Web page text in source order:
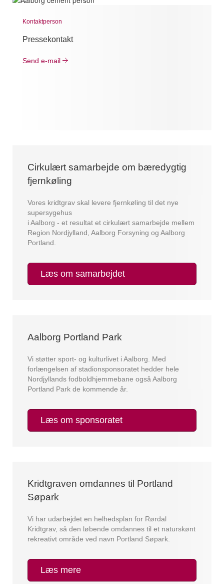
Kontaktperson
Pressekontakt
Send e-mail
Cirkulært samarbejde om bæredygtig
fjernkøling
Vores kridtgrav skal levere fjernkøling til det nye
supersygehus
i Aalborg - et resultat et cirkulært samarbejde mellem
Region Nordjylland, Aalborg Forsyning og Aalborg
Portland.
Læs om samarbejdet
Aalborg Portland Park
Vi støtter sport- og kulturlivet i Aalborg. Med
forlængelsen af stadionsponsoratet hedder hele
Nordjyllands fodboldhjemmebane også Aalborg
Portland Park de kommende år.
Læs om sponsoratet
Kridtgraven omdannes til Portland
Søpark
Vi har udarbejdet en helhedsplan for Rørdal
Kridtgrav, så den løbende omdannes til et naturskønt
rekreativt område ved navn Portland Søpark.
Læs mere